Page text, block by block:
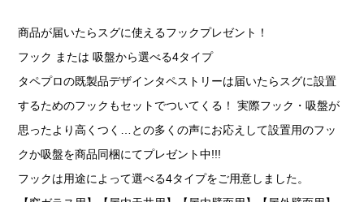
商品が届いたらスグに使えるフックプレゼント！
フック または 吸盤から選べる4タイプ
タペプロの既製品デザインタペストリーは届いたらスグに設置
するためのフックもセットでついてくる！ 実際フック・吸盤が
思ったより高くつく…との多くの声にお応えして設置用のフッ
クか吸盤を商品同梱にてプレゼント中!!!
フックは用途によって選べる4タイプをご用意しました。